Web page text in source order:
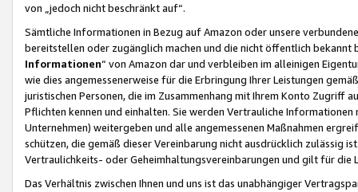
von „jedoch nicht beschränkt auf“.
Sämtliche Informationen in Bezug auf Amazon oder unsere
bereitstellen oder zugänglich machen und die nicht öffentlich
Informationen“ von Amazon dar und verbleiben im alleinigen
wie dies angemessenerweise für die Erbringung Ihrer Leistungen
juristischen Personen, die im Zusammenhang mit Ihrem Konto
Pflichten kennen und einhalten. Sie werden Vertrauliche
Unternehmen) weitergeben und alle angemessenen Maßnahmen
schützen, die gemäß dieser Vereinbarung nicht ausdrücklich zulässig
Vertraulichkeits- oder Geheimhaltungsvereinbarungen und gilt für die
Das Verhältnis zwischen Ihnen und uns ist das unabhängiger